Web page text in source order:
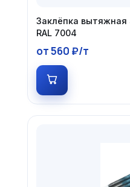
Заклёпка
RAL 7004
от 560 ₽/т